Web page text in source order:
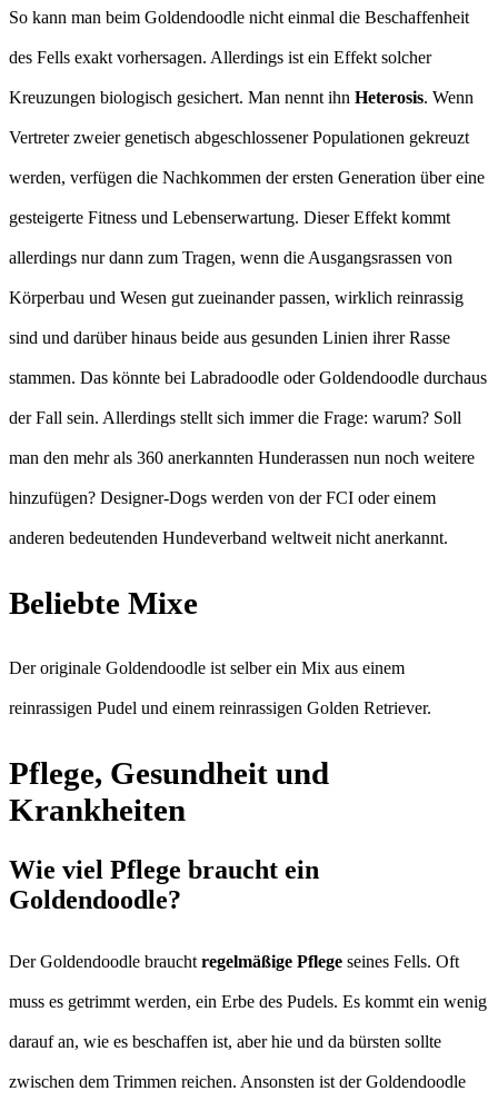
So kann man beim Goldendoodle nicht einmal die Beschaffenheit
des Fells exakt vorhersagen. Allerdings ist ein Effekt solcher
Kreuzungen biologisch gesichert. Man nennt ihn Heterosis. Wenn
Vertreter zweier genetisch abgeschlossener Populationen gekreuzt
werden, verfügen die Nachkommen der ersten Generation über eine
gesteigerte Fitness und Lebenserwartung. Dieser Effekt kommt
allerdings nur dann zum Tragen, wenn die Ausgangsrassen von
Körperbau und Wesen gut zueinander passen, wirklich reinrassig
sind und darüber hinaus beide aus gesunden Linien ihrer Rasse
stammen. Das könnte bei Labradoodle oder Goldendoodle durchaus
der Fall sein. Allerdings stellt sich immer die Frage: warum? Soll
man den mehr als 360 anerkannten Hunderassen nun noch weitere
hinzufügen? Designer-Dogs werden von der FCI oder einem
anderen bedeutenden Hundeverband weltweit nicht anerkannt.
Beliebte Mixe
Der originale Goldendoodle ist selber ein Mix aus einem
reinrassigen Pudel und einem reinrassigen Golden Retriever.
Pflege, Gesundheit und
Krankheiten
Wie viel Pflege braucht ein
Goldendoodle?
Der Goldendoodle braucht regelmäßige Pflege seines Fells. Oft
muss es getrimmt werden, ein Erbe des Pudels. Es kommt ein wenig
darauf an, wie es beschaffen ist, aber hie und da bürsten sollte
zwischen dem Trimmen reichen. Ansonsten ist der Goldendoodle